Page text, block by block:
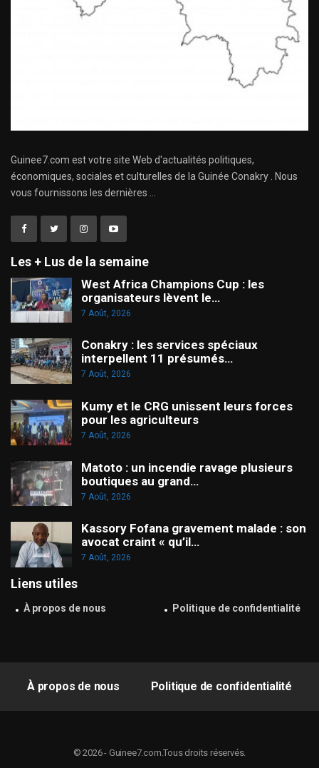
Guinee7.com est votre site Web d'actualités politiques,
économiques, sociales et culturelles de la Guinée Conakry . Nous
vous fournissons les dernières ...
Les + Lus de la semaine
West Africa Champions Cup : les
organisateurs lèvent le…
7 Août, 2026
Conakry : les services spéciaux
interpellent 11 présumés…
7 Août, 2026
Kumy et le CRG unissent leurs forces
pour les agriculteurs
7 Août, 2026
Matoto : un incendie ravage plusieurs
boutiques au grand…
7 Août, 2026
Kassory Fofana gravement malade : son
avocat craint « qu’il…
7 Août, 2026
Liens utiles
À propos de nous Politique de confidentialité
À propos de nous Politique de confidentialité
© 2026 - Guinee7.com.Tous droits réservés.